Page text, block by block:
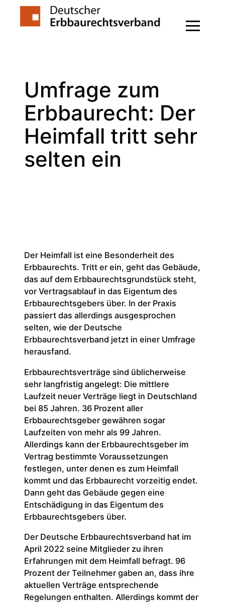
Zum
Umfrage zum
Erbbaurecht: Der
Heimfall tritt sehr
selten ein
Der Heimfall ist eine Besonderheit des
Erbbaurechts. Tritt er ein, geht das Gebäude,
das auf dem Erbbaurechtsgrundstück steht,
vor Vertragsablauf in das Eigentum des
Erbbaurechtsgebers über. In der Praxis
passiert das allerdings ausgesprochen
selten, wie der Deutsche
Erbbaurechtsverband jetzt in einer Umfrage
herausfand.
Erbbaurechtsverträge sind üblicherweise
sehr langfristig angelegt: Die mittlere
Laufzeit neuer Verträge liegt in Deutschland
bei 85 Jahren. 36 Prozent aller
Erbbaurechtsgeber gewähren sogar
Laufzeiten von mehr als 99 Jahren.
Allerdings kann der Erbbaurechtsgeber im
Vertrag bestimmte Voraussetzungen
festlegen, unter denen es zum Heimfall
kommt und das Erbbaurecht vorzeitig endet.
Dann geht das Gebäude gegen eine
Entschädigung in das Eigentum des
Erbbaurechtsgebers über.
Der Deutsche Erbbaurechtsverband hat im
April 2022 seine Mitglieder zu ihren
Erfahrungen mit dem Heimfall befragt. 96
Prozent der Teilnehmer gaben an, dass ihre
aktuellen Verträge entsprechende
Regelungen enthalten. Allerdings kommt der